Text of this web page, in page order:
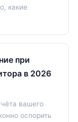
какие
при
в 2026
вашего
оспорить